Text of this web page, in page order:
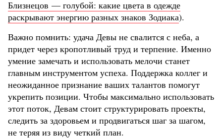
Близнецов — голубой: какие цвета в одежде
раскрывают энергию разных знаков Зодиака).
Важно помнить: удача Девы не свалится с неба, а
придет через кропотливый труд и терпение. Именно
умение замечать и использовать мелочи станет
главным инструментом успеха. Поддержка коллег и
неожиданное признание ваших талантов помогут
укрепить позиции. Чтобы максимально использовать
этот поток, Девам стоит структурировать проекты,
следить за здоровьем и продвигаться шаг за шагом,
не теряя из виду четкий план.